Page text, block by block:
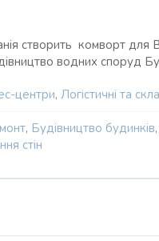
створить комворт для
водних споруд
центри, Логістичні та
, Будівництво будинків,
стін